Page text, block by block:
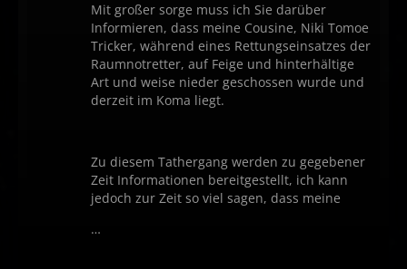
Mit großer sorge muss ich Sie darüber
Informieren, dass meine Cousine, Niki Tomoe
Tricker, während eines Rettungseinsatzes der
Raumnotretter, auf Feige und hinterhältige
Art und weise nieder geschossen wurde und
derzeit im Koma liegt.
Zu diesem Tathergang werden zu gegebener
Zeit Informationen bereitgestellt, ich kann
jedoch zur Zeit so viel sagen, dass meine
…